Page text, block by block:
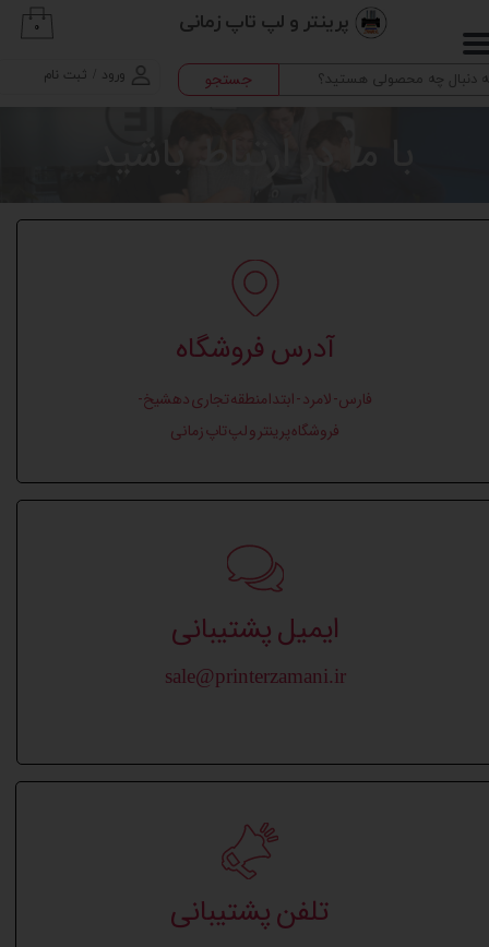
پرینتر و لپ تاپ زمانی
ورود ثبت نام
حساب کاربری من
تغییر گذر واژه
۰
جستجو
فارس- لامرد - ابتدا منطقه تجاری دهشیخ-
فروشگاه پرینتر و لپ تاپ زمانی
آدرس فروشگاه
sale@printerzamani.ir
ایمیل پشتیبانی
تلفن پشتیبانی